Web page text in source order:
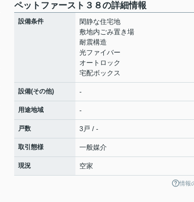
ペットファースト３８の詳細情報
設備条件
閑静な住宅地
敷地内ごみ置き場
耐震構造
光ファイバー
オートロック
宅配ボックス
設備(その他) -
用途地域 -
戸数 3戸 / -
取引態様 一般媒介
現況 空家
情報